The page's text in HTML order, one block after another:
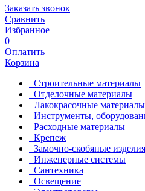
Заказать звонок
Сравнить
Избранное
0
Оплатить
Корзина
Строительные материалы
Отделочные материалы
Лакокрасочные материалы
Инструменты,
Расходные материалы
Крепеж
Замочно-скобяные изделия
Инженерные системы
Сантехника
Освещение